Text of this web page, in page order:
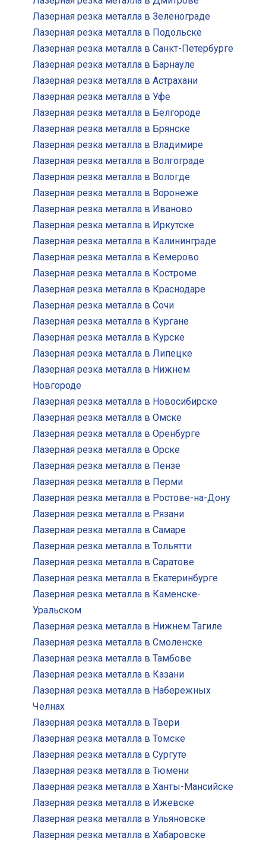
Лазерная резка металла в Зеленограде
Лазерная резка металла в Подольске
Лазерная резка металла в Санкт-Петербурге
Лазерная резка металла в Барнауле
Лазерная резка металла в Астрахани
Лазерная резка металла в Уфе
Лазерная резка металла в Белгороде
Лазерная резка металла в Брянске
Лазерная резка металла в Владимире
Лазерная резка металла в Волгограде
Лазерная резка металла в Вологде
Лазерная резка металла в Воронеже
Лазерная резка металла в Иваново
Лазерная резка металла в Иркутске
Лазерная резка металла в Калининграде
Лазерная резка металла в Кемерово
Лазерная резка металла в Костроме
Лазерная резка металла в Краснодаре
Лазерная резка металла в Сочи
Лазерная резка металла в Кургане
Лазерная резка металла в Курске
Лазерная резка металла в Липецке
Лазерная резка металла в Нижнем
Новгороде
Лазерная резка металла в Новосибирске
Лазерная резка металла в Омске
Лазерная резка металла в Оренбурге
Лазерная резка металла в Орске
Лазерная резка металла в Пензе
Лазерная резка металла в Перми
Лазерная резка металла в Ростове-на-Дону
Лазерная резка металла в Рязани
Лазерная резка металла в Самаре
Лазерная резка металла в Тольятти
Лазерная резка металла в Саратове
Лазерная резка металла в Екатеринбурге
Лазерная резка металла в Каменске-
Уральском
Лазерная резка металла в Нижнем Тагиле
Лазерная резка металла в Смоленске
Лазерная резка металла в Тамбове
Лазерная резка металла в Казани
Лазерная резка металла в Набережных
Челнах
Лазерная резка металла в Твери
Лазерная резка металла в Томске
Лазерная резка металла в Сургуте
Лазерная резка металла в Тюмени
Лазерная резка металла в Ханты-Мансийске
Лазерная резка металла в Ижевске
Лазерная резка металла в Ульяновске
Лазерная резка металла в Хабаровске